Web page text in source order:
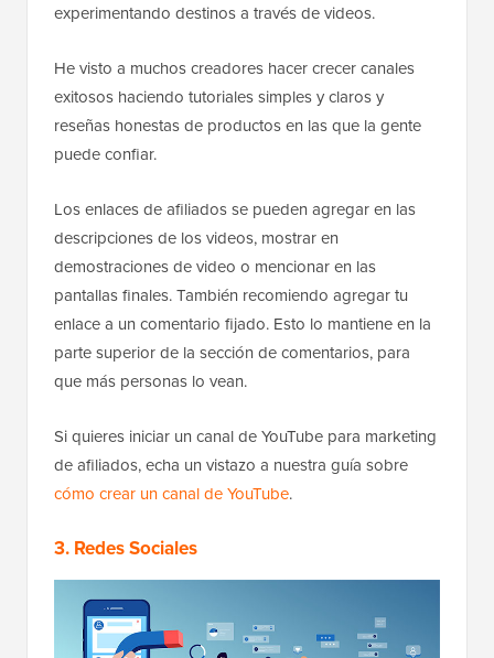
experimentando destinos a través de videos.
He visto a muchos creadores hacer crecer canales
exitosos haciendo tutoriales simples y claros y
reseñas honestas de productos en las que la gente
puede confiar.
Los enlaces de afiliados se pueden agregar en las
descripciones de los videos, mostrar en
demostraciones de video o mencionar en las
pantallas finales. También recomiendo agregar tu
enlace a un comentario fijado. Esto lo mantiene en la
parte superior de la sección de comentarios, para
que más personas lo vean.
Si quieres iniciar un canal de YouTube para marketing
de afiliados, echa un vistazo a nuestra guía sobre
cómo crear un canal de YouTube.
3. Redes Sociales